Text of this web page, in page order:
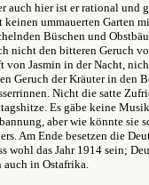
auch hier ist er rational und
keinen ummauerten Garten
Büschen und
nicht den bitteren Geruch
von Jasmin in der Nacht,
Geruch der Kräuter in den
Nicht die satte
Es gäbe keine
aber wie könnte sie
Am Ende besetzen die
wohl das Jahr 1914 sein;
auch in Ostafrika.